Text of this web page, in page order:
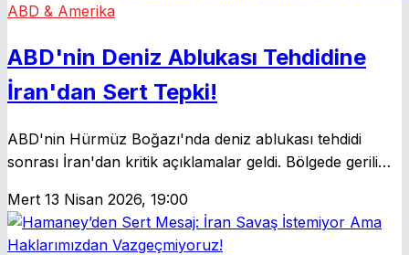
ABD & Amerika
ABD'nin Deniz Ablukası Tehdidine
İran'dan Sert Tepki!
ABD'nin Hürmüz Boğazı'nda deniz ablukası tehdidi
sonrası İran'dan kritik açıklamalar geldi. Bölgede gerilim
Mert 13 Nisan 2026, 19:00